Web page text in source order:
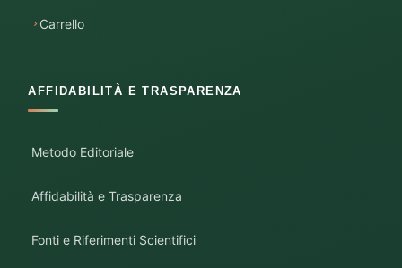
Carrello
AFFIDABILITÀ E TRASPARENZA
Metodo Editoriale
Affidabilità e Trasparenza
Fonti e Riferimenti Scientifici